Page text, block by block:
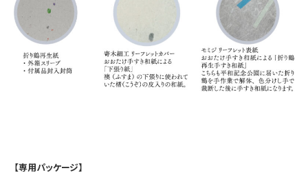
【専用パッケージ】